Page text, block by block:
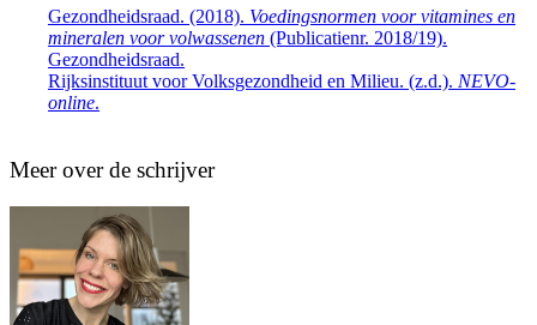
Gezondheidsraad. (2018). Voedingsnormen voor vitamines en
mineralen voor volwassenen (Publicatienr. 2018/19).
Gezondheidsraad.
Rijksinstituut voor Volksgezondheid en Milieu. (z.d.). NEVO-
online.
Meer over de schrijver